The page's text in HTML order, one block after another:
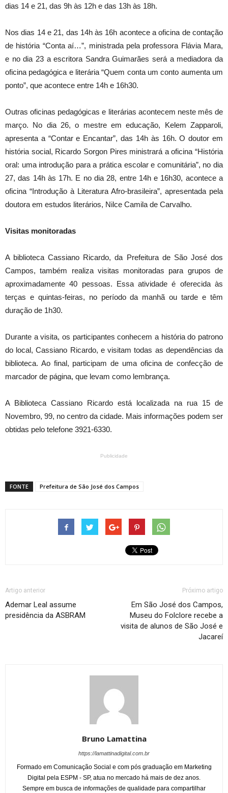
dias 14 e 21, das 9h às 12h e das 13h às 18h.
Nos dias 14 e 21, das 14h às 16h acontece a oficina de contação
de história “Conta aí…”, ministrada pela professora Flávia Mara,
e no dia 23 a escritora Sandra Guimarães será a mediadora da
oficina pedagógica e literária “Quem conta um conto aumenta um
ponto”, que acontece entre 14h e 16h30.
Outras oficinas pedagógicas e literárias acontecem neste mês de
março. No dia 26, o mestre em educação, Kelem Zapparoli,
apresenta a “Contar e Encantar”, das 14h às 16h. O doutor em
história social, Ricardo Sorgon Pires ministrará a oficina “História
oral: uma introdução para a prática escolar e comunitária”, no dia
27, das 14h às 17h. E no dia 28, entre 14h e 16h30, acontece a
oficina “Introdução à Literatura Afro-brasileira”, apresentada pela
doutora em estudos literários, Nilce Camila de Carvalho.
Visitas monitoradas
A biblioteca Cassiano Ricardo, da Prefeitura de São José dos
Campos, também realiza visitas monitoradas para grupos de
aproximadamente 40 pessoas. Essa atividade é oferecida às
terças e quintas-feiras, no período da manhã ou tarde e têm
duração de 1h30.
Durante a visita, os participantes conhecem a história do patrono
do local, Cassiano Ricardo, e visitam todas as dependências da
biblioteca. Ao final, participam de uma oficina de confecção de
marcador de página, que levam como lembrança.
A Biblioteca Cassiano Ricardo está localizada na rua 15 de
Novembro, 99, no centro da cidade. Mais informações podem ser
obtidas pelo telefone 3921-6330.
Publicidade
FONTE Prefeitura de São José dos Campos
Artigo anterior
Ademar Leal assume
presidência da ASBRAM
Próximo artigo
Em São José dos Campos,
Museu do Folclore recebe a
visita de alunos de São José e
Jacareí
Bruno Lamattina
https://lamattinadigital.com.br
Formado em Comunicação Social e com pós graduação em Marketing
Digital pela ESPM - SP, atua no mercado há mais de dez anos.
Sempre em busca de informações de qualidade para compartilhar